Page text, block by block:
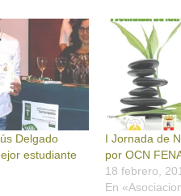
Delgado
estudiante
I Jornada de
por OCN
18 febrero,
En